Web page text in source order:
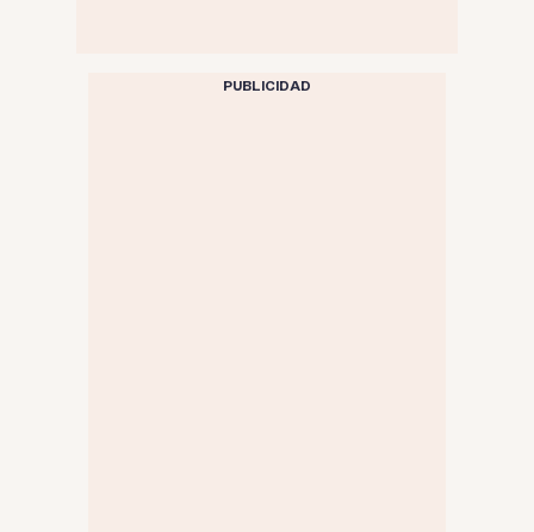
PUBLICIDAD